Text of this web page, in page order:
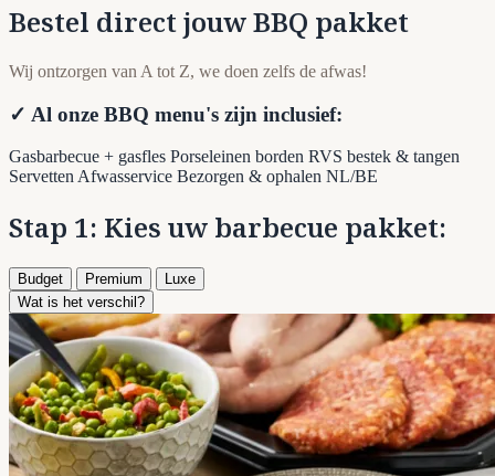
Bestel direct jouw BBQ pakket
Wij ontzorgen van A tot Z, we doen zelfs de afwas!
✓ Al onze BBQ menu's zijn inclusief:
Gasbarbecue + gasfles Porseleinen borden RVS bestek & tangen
Servetten Afwasservice Bezorgen & ophalen NL/BE
Stap 1: Kies uw barbecue pakket:
Budget Premium
Luxe
Wat is het verschil?